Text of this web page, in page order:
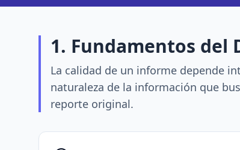
1. Fundamentos del
La calidad de un informe depende
naturaleza de la información que
reporte original.